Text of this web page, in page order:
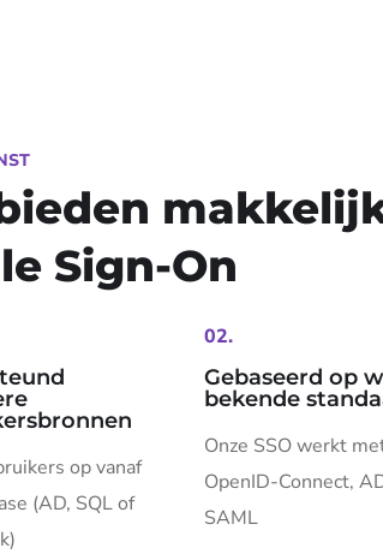
Sign-On
op vanaf
(AD, SQL of
02.
Gebaseerd op
bekende
Onze SSO werkt
OpenID-Connect,
SAML